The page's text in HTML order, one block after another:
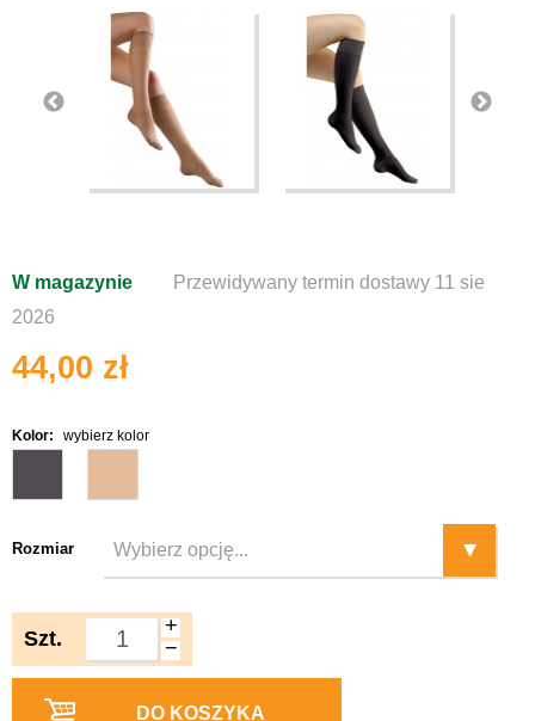
W magazynie
Przewidywany termin dostawy 11 sie
2026
44,00 zł
Kolor: wybierz kolor
Rozmiar
Szt.
+
−
DO KOSZYKA